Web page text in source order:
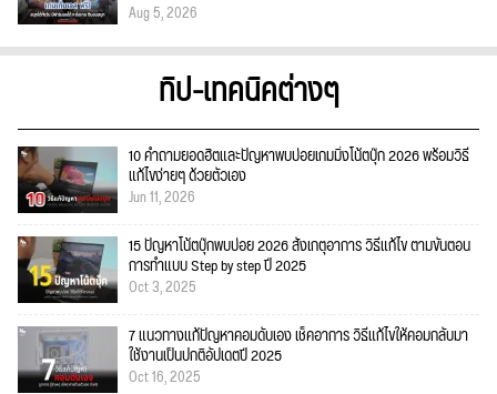
Aug 5, 2026
ทิป-เทคนิคต่างๆ
10 คำถามยอดฮิตและปัญหาพบบ่อยเกมมิ่งโน้ตบุ๊ก 2026 พร้อมวิธี
แก้ไขง่ายๆ ด้วยตัวเอง
Jun 11, 2026
15 ปัญหาโน้ตบุ๊กพบบ่อย 2026 สังเกตุอาการ วิธีแก้ไข ตามขั้นตอน
การทำแบบ Step by step ปี 2025
Oct 3, 2025
7 แนวทางแก้ปัญหาคอมดับเอง เช็คอาการ วิธีแก้ไขให้คอมกลับมา
ใช้งานเป็นปกติอัปเดตปี 2025
Oct 16, 2025